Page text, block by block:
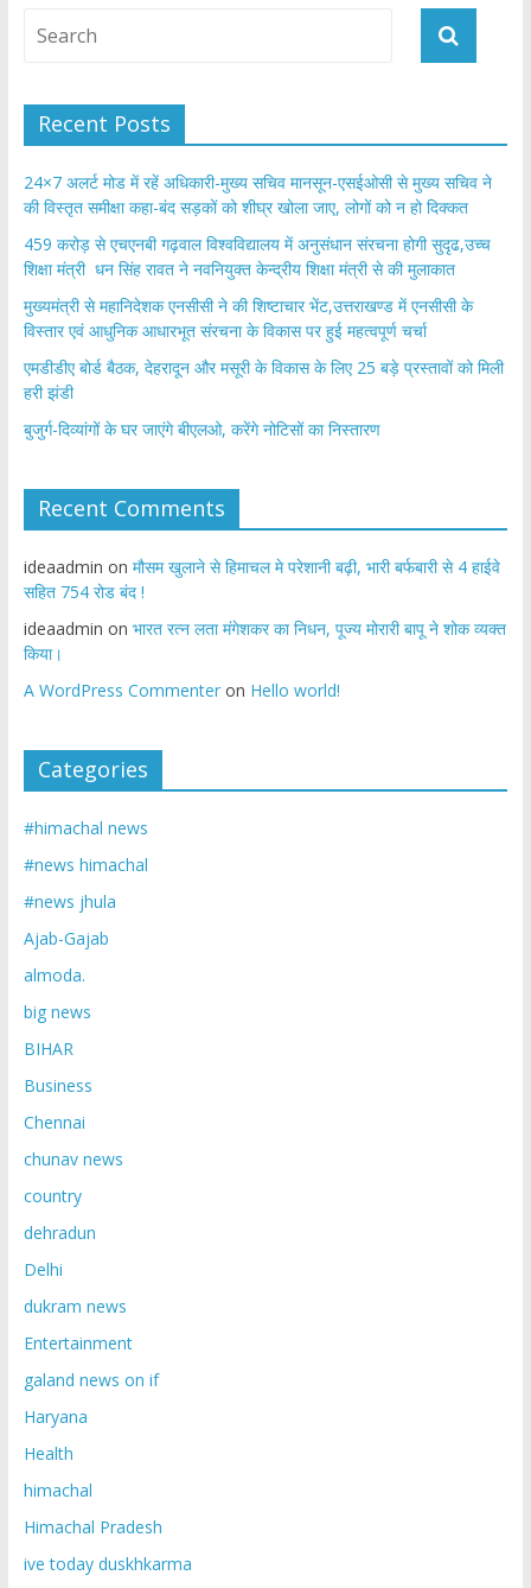
o
Recent Posts
24×7 अलर्ट मोड में रहें अधिकारी-मुख्य सचिव मानसून-एसईओसी से मुख्य सचिव ने
की विस्तृत समीक्षा कहा-बंद सड़कों को शीघ्र खोला जाए, लोगों को न हो दिक्कत
459 करोड़ से एचएनबी गढ़वाल विश्वविद्यालय में अनुसंधान संरचना होगी सुदृढ,उच्च
शिक्षा मंत्री धन सिंह रावत ने नवनियुक्त केन्द्रीय शिक्षा मंत्री से की मुलाकात
मुख्यमंत्री से महानिदेशक एनसीसी ने की शिष्टाचार भेंट,उत्तराखण्ड में एनसीसी के
विस्तार एवं आधुनिक आधारभूत संरचना के विकास पर हुई महत्वपूर्ण चर्चा
एमडीडीए बोर्ड बैठक, देहरादून और मसूरी के विकास के लिए 25 बड़े प्रस्तावों को मिली
हरी झंडी
बुजुर्ग-दिव्यांगों के घर जाएंगे बीएलओ, करेंगे नोटिसों का निस्तारण
Recent Comments
ideaadmin on मौसम खुलाने से हिमाचल मे परेशानी बढ़ी, भारी बर्फबारी से 4 हाईवे
सहित 754 रोड बंद !
ideaadmin on भारत रत्न लता मंगेशकर का निधन, पूज्य मोरारी बापू ने शोक व्यक्त
किया।
A WordPress Commenteron Hello world!
Categories
#himachal news
#news himachal
#news jhula
Ajab-Gajab
almoda.
big news
BIHAR
Business
Chennai
chunav news
country
dehradun
Delhi
dukram news
Entertainment
galand news on if
Haryana
Health
himachal
Himachal Pradesh
ive today duskhkarma